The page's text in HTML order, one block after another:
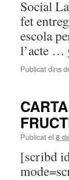
Social
fet
escola
l’acte …
Publicat dins
Publicat el 8
[scribd